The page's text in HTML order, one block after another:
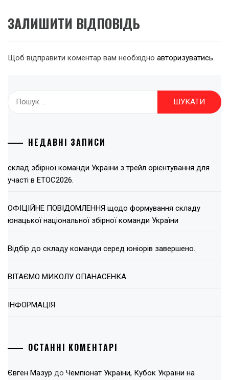
ЗАЛИШИТИ ВІДПОВІДЬ
Щоб відправити коментар вам необхідно авторизуватись
НЕДАВНІ ЗАПИСИ
склад збірної команди України з трейл орієнтування для
участі в ЕТОС2026.
ОФІЦІЙНЕ ПОВІДОМЛЕННЯ щодо формування складу
юнацької національної збірної команди України
Відбір до складу команди серед юніорів завершено.
ВІТАЄМО МИКОЛУ ОПАНАСЕНКА
ІНФОРМАЦІЯ
ОСТАННІ КОМЕНТАРІ
Євген Мазур до Чемпіонат України, Кубок України на